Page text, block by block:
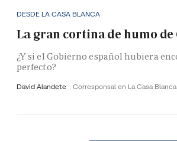
DESDE LA CASA BLANCA
La gran cortina de humo de
¿Y si el Gobierno español hubiera
perfecto?
David Alandete Corresponsal en La Casa Blanca